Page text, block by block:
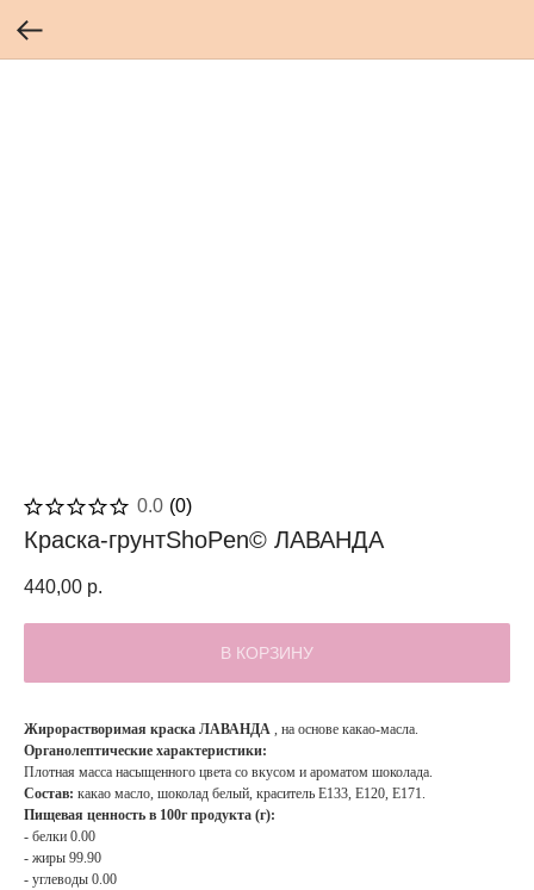
0.0 (0)
Краска-грунтShoPen© ЛАВАНДА
440,00 р.
В КОРЗИНУ
Жирорастворимая краска ЛАВАНДА , на основе какао-масла.
Органолептические характеристики:
Плотная масса насыщенного цвета со вкусом и ароматом шоколада.
Состав: какао масло, шоколад белый, краситель Е133, E120, E171.
Пищевая ценность в 100г продукта (г):
- белки 0.00
- жиры 99.90
- углеводы 0.00